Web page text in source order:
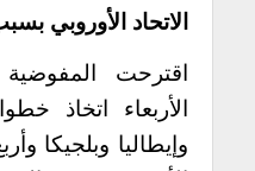
الاتحاد الأوروبي
اقترحت المفوضية
الأربعاء اتخاذ
وإيطاليا وبلجيكا